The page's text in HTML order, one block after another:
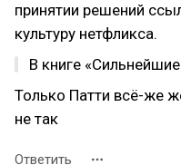
принятии решений
культуру нетфликса.
В книге
Только Патти всё-же
не так
Ответить